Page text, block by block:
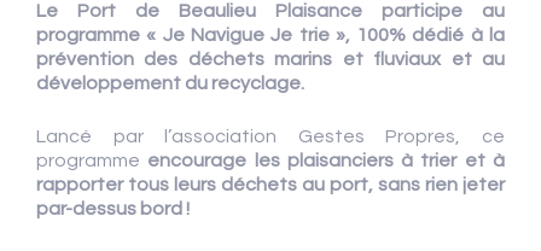
Le Port de Beaulieu Plaisance participe au
programme « Je Navigue Je trie », 100% dédié à la
prévention des déchets marins et fluviaux et au
développement du recyclage.
Lancé par l’association Gestes Propres, ce
programme encourage les plaisanciers à trier et à
rapporter tous leurs déchets au port, sans rien jeter
par-dessus bord !